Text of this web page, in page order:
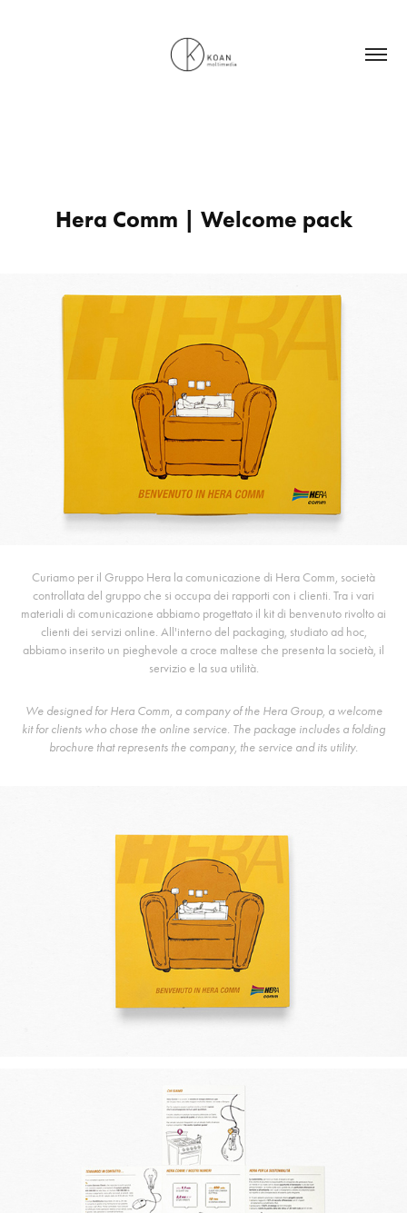
Hera Comm | Welcome pack
Curiamo per il Gruppo Hera la comunicazione di Hera Comm, società
controllata del gruppo che si occupa dei rapporti con i clienti. Tra i vari
materiali di comunicazione abbiamo progettato il kit di benvenuto rivolto ai
clienti dei servizi online. All'interno del packaging, studiato ad hoc,
abbiamo inserito un pieghevole a croce maltese che presenta la società, il
servizio e la sua utilità.
We designed for Hera Comm, a company of the Hera Group, a welcome
kit for clients who chose the online service. The package includes a folding
brochure that represents the company, the service and its utility.